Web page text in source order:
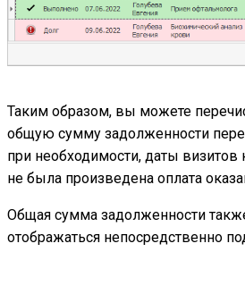
Таким образом, вы можете
общую сумму задолженности
при необходимости, даты визитов
не была произведена оплата
Общая сумма задолженности
отображаться непосредственно